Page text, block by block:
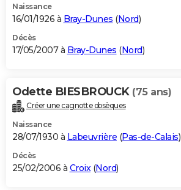
Naissance
16/01/1926 à Bray-Dunes (Nord)
Décès
17/05/2007 à Bray-Dunes (Nord)
Odette BIESBROUCK (75 ans)
Créer une cagnotte obsèques
Naissance
28/07/1930 à Labeuvrière (Pas-de-Calais)
Décès
25/02/2006 à Croix(Nord)